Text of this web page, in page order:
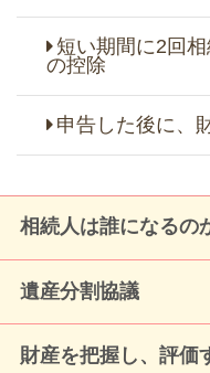
短い期間に2回
の控除
申告した後に、
相続人は誰になるの
遺産分割協議
財産を把握し、評価